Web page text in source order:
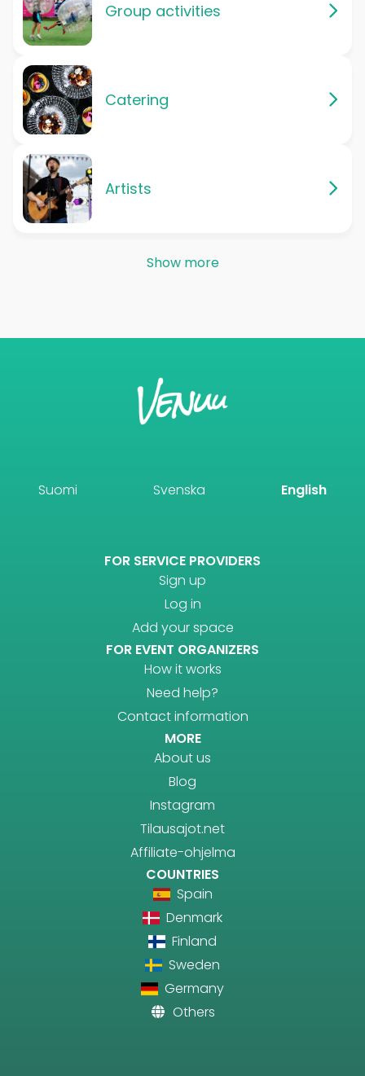
Group activities
Catering
Artists
Show more
Suomi Svenska English
FOR SERVICE PROVIDERS
Sign up
Log in
Add your space
FOR EVENT ORGANIZERS
How it works
Need help?
Contact information
MORE
About us
Blog
Instagram
Tilausajot.net
Affiliate-ohjelma
COUNTRIES
Spain
Denmark
Finland
Sweden
Germany
Others